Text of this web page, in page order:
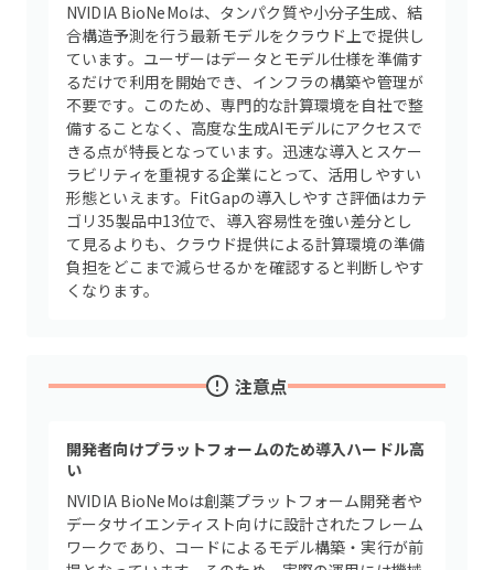
NVIDIA BioNeMoは、タンパク質や小分子生成、結
合構造予測を行う最新モデルをクラウド上で提供し
ています。ユーザーはデータとモデル仕様を準備す
るだけで利用を開始でき、インフラの構築や管理が
不要です。このため、専門的な計算環境を自社で整
備することなく、高度な生成AIモデルにアクセスで
きる点が特長となっています。迅速な導入とスケー
ラビリティを重視する企業にとって、活用しやすい
形態といえます。FitGapの導入しやすさ評価はカテ
ゴリ35製品中13位で、導入容易性を強い差分とし
て見るよりも、クラウド提供による計算環境の準備
負担をどこまで減らせるかを確認すると判断しやす
くなります。
注意点
開発者向けプラットフォームのため導入ハードル高
い
NVIDIA BioNeMoは創薬プラットフォーム開発者や
データサイエンティスト向けに設計されたフレーム
ワークであり、コードによるモデル構築・実行が前